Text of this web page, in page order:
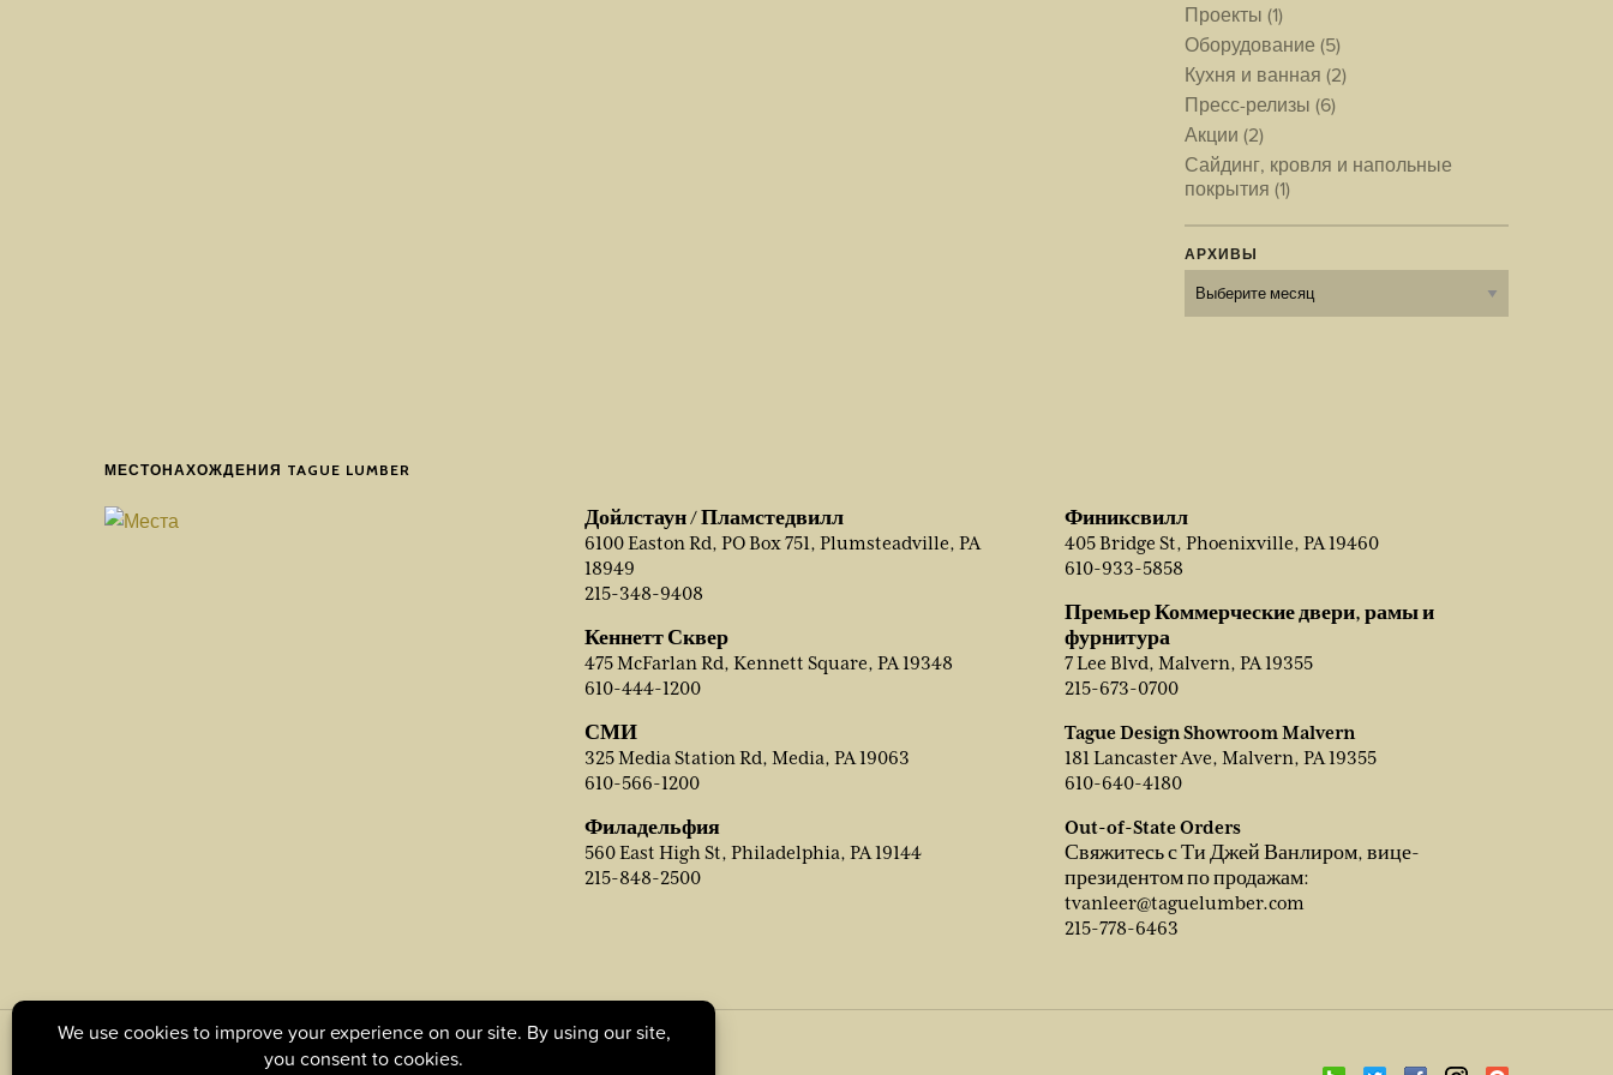
Проекты (1)
Оборудование (5)
Кухня и ванная (2)
Пресс-релизы (6)
Акции (2)
Сайдинг, кровля и напольные
покрытия (1)
АРХИВЫ
Архивы
МЕСТОНАХОЖДЕНИЯ TAGUE LUMBER
Дойлстаун / Пламстедвилл
6100 Easton Rd, PO Box 751, Plumsteadville, PA
18949
215-348-9408
Кеннетт Сквер
475 McFarlan Rd, Kennett Square, PA 19348
610-444-1200
СМИ
325 Media Station Rd, Media, PA 19063
610-566-1200
Филадельфия
560 East High St, Philadelphia, PA 19144
215-848-2500
Финиксвилл
405 Bridge St, Phoenixville, PA 19460
610-933-5858
Премьер Коммерческие двери, рамы и
фурнитура
7 Lee Blvd, Malvern, PA 19355
215-673-0700
Tague Design Showroom Malvern
181 Lancaster Ave, Malvern, PA 19355
610-640-4180
Out-of-State Orders
Свяжитесь с Ти Джей Ванлиром, вице-
президентом по продажам:
tvanleer@taguelumber.com
215-778-6463